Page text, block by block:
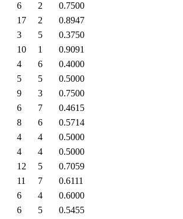
6 2
0.7500
17 2
0.8947
3 5
0.3750
10 1
0.9091
4 6
0.4000
5 5
0.5000
9 3
0.7500
6 7
0.4615
8 6
0.5714
4 4
0.5000
4 4
0.5000
12 5
0.7059
11 7
0.6111
6 4
0.6000
6 5
0.5455